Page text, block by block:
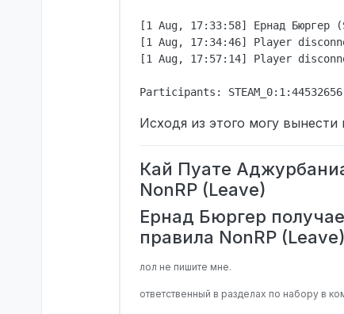
[1 Aug, 17:33:58] Ернад Бюргер
[1 Aug, 17:34:46] Player
[1 Aug, 17:57:14] Player
Исходя из этого могу вынести
Кай Пуате
NonRP (Leave)
Ернад Бюргер
правила NonRP (Leave)
лол не пишите мне.
ответственный в разделах по набору в